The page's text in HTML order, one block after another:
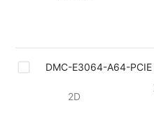
DMC-E3064-A64-PCIE
2D